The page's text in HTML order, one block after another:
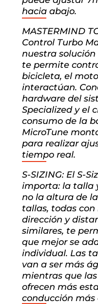
hacia abajo.
MASTERMIND
Control Turbo
nuestra solución
te permite
bicicleta, el
interactúan.
hardware del
Specialized y el
consumo de la
MicroTune
para realizar
tiempo real.
S-SIZING: El S-
importa: la talla
no la altura de
tallas, todas
dirección y
similares, te
que mejor se
individual. Las
van a ser más
mientras que
ofrecen más
conducción más